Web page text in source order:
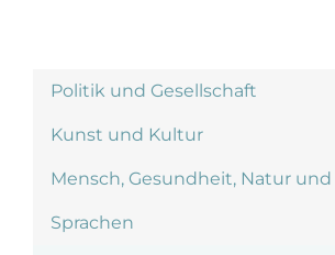
Politik und Gesellschaft
Kunst und Kultur
Mensch, Gesundheit, Natur
Sprachen